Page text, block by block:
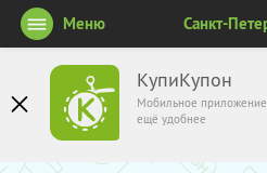
КупиКупон
Мобильное приложение
ещё удобнее
Меню Санкт-